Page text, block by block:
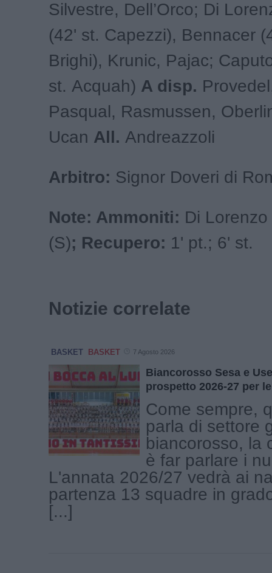
Silvestre, Dell’Orco; Di
(42' st. Capezzi), Bennacer
Brighi), Krunic, Pajac;
st. Acquah) A disp.
Pasqual, Rasmussen,
Ucan All. Andreazzoli
Arbitro: Signor Doveri di
Note: Ammoniti: Di
(S); Recupero: 1' pt.; 6' st.
Notizie correlate
BASKET BASKET 7 Agosto 2026
Biancorosso Sesa e
prospetto 2026-27 per
Come sempre,
parla di settore
biancorosso, la
è far parlare i
L'annata 2026/27 vedrà ai
partenza 13 squadre in
[...]